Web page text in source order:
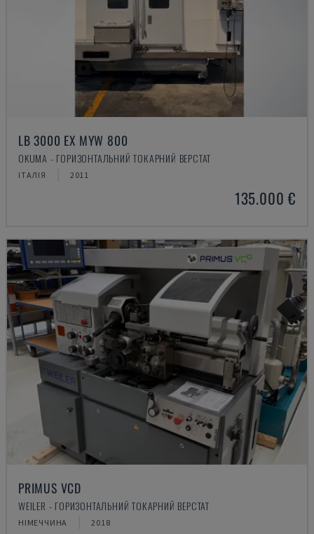
LB 3000 EX MYW 800
OKUMA - ГОРИЗОНТАЛЬНИЙ ТОКАРНИЙ ВЕРСТАТ
ІТАЛІЯ 2011
135.000 €
PRIMUS VCD
WEILER - ГОРИЗОНТАЛЬНИЙ ТОКАРНИЙ ВЕРСТАТ
НІМЕЧЧИНА 2018